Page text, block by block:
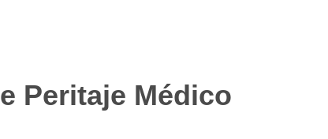
Peritaje Médico